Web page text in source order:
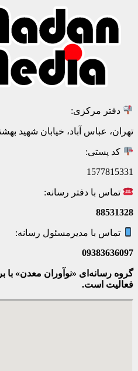
دفتر مرکزی:
تهران، عباس آباد، خیابان شهید
کد پستی:
1577815331
تماس با دفتر رسانه:
88531328
تماس با مدیرمسئول رسانه:
09383636097
گروه رسانه‌ای «نوآوران معدن»
فعالیت است.